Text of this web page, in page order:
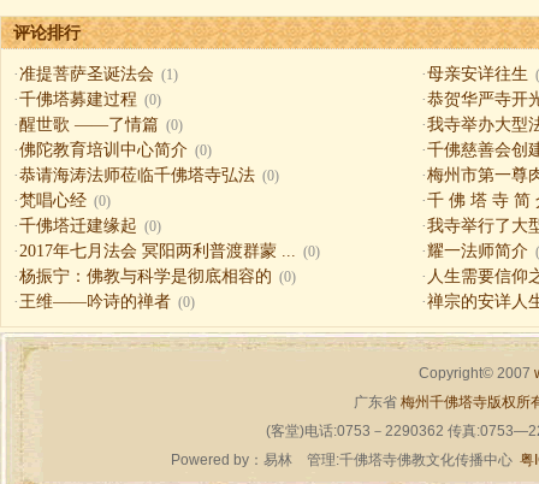
评论排行
·准提菩萨圣诞法会 (1) ·母亲安详往生
·千佛塔募建过程 (0) ·恭贺华严寺开
·醒世歌 ——了情篇 (0) ·我寺举办大型
·佛陀教育培训中心简介 (0) ·千佛慈善会创
·恭请海涛法师莅临千佛塔寺弘法 (0) ·梅州市第一尊
·梵唱心经 (0) ·千 佛 塔 寺 简
·千佛塔迁建缘起 (0) ·我寺举行了大
·2017年七月法会 冥阳两利普渡群蒙 ... (0) ·耀一法师简介
·杨振宁：佛教与科学是彻底相容的 (0) · 人生需要信仰
·王维——吟诗的禅者 (0) ·禅宗的安详人
Copyright© 2007
广东省 梅州千佛塔寺版权所
(客堂)电话:0753－2290362 传真
Powered by： 易林管理:千佛塔寺佛教文化传播中心 粤